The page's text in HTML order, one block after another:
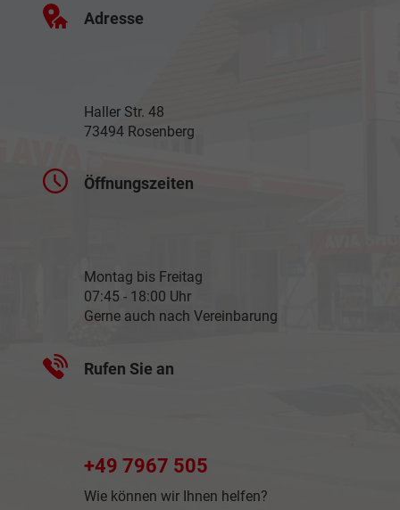
Adresse
Haller Str. 48
73494 Rosenberg
Öffnungszeiten
Montag bis Freitag
07:45 - 18:00 Uhr
Gerne auch nach Vereinbarung
Rufen Sie an
+49 7967 505
Wie können wir Ihnen helfen?